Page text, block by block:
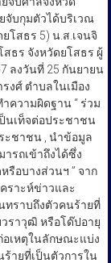
จับกุมตัวได้บริเวณ
โสธร 5) น.ส.เจนจิ
สธร จังหวัดยโสธร ผู้
ลงวันที่ 25 กันยายน
งศ์ ตำบลในเมือง
ความผิดฐาน “ ร่วม
นเท็จต่อประชาชน
ะชาชน , นำข้อมูล
รถเข้าถึงได้ซึ่ง
อบางส่วนฯ ” จาก
ราะห์ข่าวและ
ทราบถึงตัวคนร้ายที่
ราวุฒิ หรือโด๊ปอายุ
เหตุในลักษณะแบ่ง
ายที่เป็นตัวการใน